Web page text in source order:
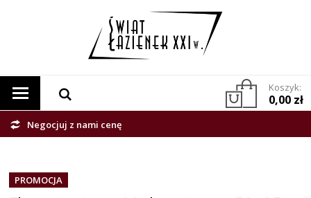
Koszyk:
0,00 zł
Negocjuj z nami cenę
PROMOCJA